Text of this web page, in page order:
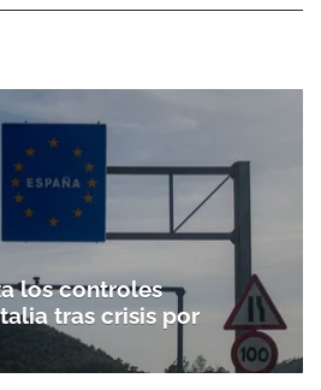
los controles
tras crisis por